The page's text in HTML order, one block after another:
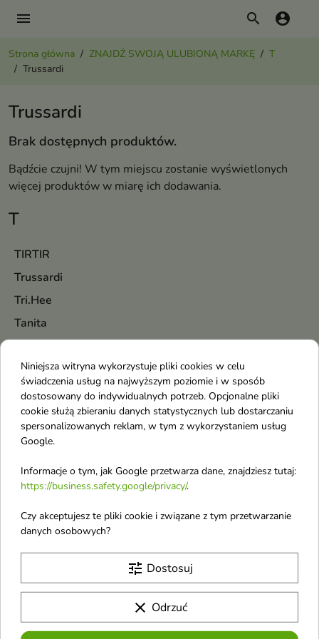
menu search account_circle
Strona główna ZNAJDŹ SWOJĄ ULUBIONĄ MARKĘ
T
Trussardi
T
TIRTIR
Trussardi
Tri.Hee
Tanita
The Ordinary
The Saem
theBalm
Tiziana Terenzi
Tom Ford
Top Choice
Torriden
Trust My Sister
Trussardi
Brak dostępnych produktów.
Bądźcie czujni! W tym miejscu zostanie wyświetlonych
więcej produktów w miarę ich dodawania.
Niniejsza witryna wykorzystuje pliki cookies w celu
świadczenia usług na najwyższym poziomie i w sposób
dostosowany do indywidualnych potrzeb. Opcjonalne pliki
cookie służą zbieraniu danych statystycznych lub dostarczaniu
spersonalizowanych reklam, w tym z wykorzystaniem usług
Google.
Informacje o tym, jak Google przetwarza dane, znajdziesz tutaj:
https://business.safety.google/privacy/.
Czy akceptujesz te pliki cookie i związane z tym przetwarzanie
danych osobowych?
tune Dostosuj
clear Odrzuć